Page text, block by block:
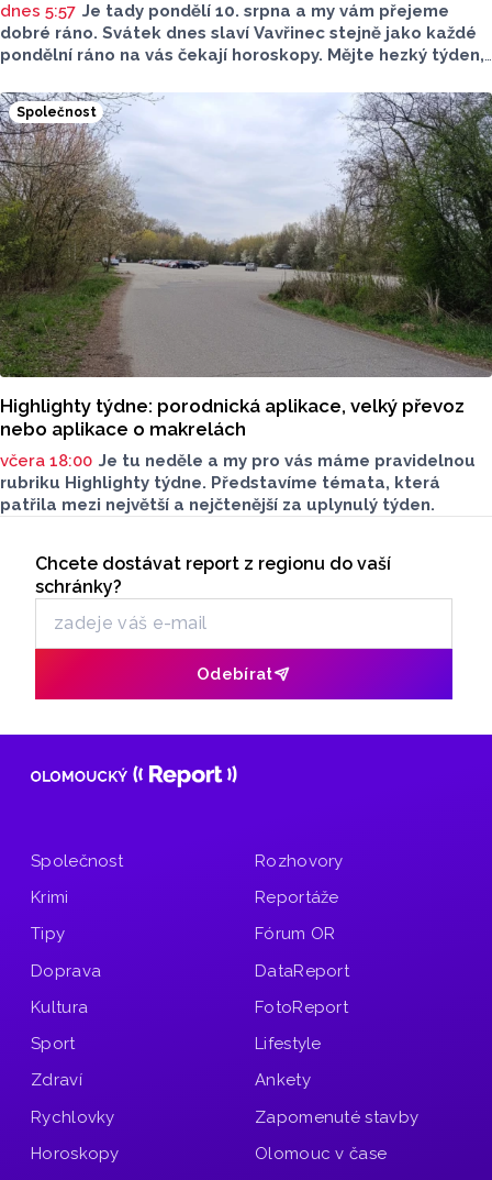
dnes 5:57 Je tady pondělí 10. srpna a my vám přejeme
dobré ráno. Svátek dnes slaví Vavřinec stejně jako každé
pondělní ráno na vás čekají horoskopy. Mějte hezký týden,
Společnost
Highlighty týdne: porodnická aplikace, velký převoz
nebo aplikace o makrelách
včera 18:00 Je tu neděle a my pro vás máme pravidelnou
rubriku Highlighty týdne. Představíme témata, která
patřila mezi největší a nejčtenější za uplynulý týden.
Odběr newsletteru
Chcete dostávat report z regionu do vaší
schránky?
Odebírat
Společnost
Krimi
Tipy
Doprava
Kultura
Sport
Zdraví
Rychlovky
Horoskopy
Rozhovory
Reportáže
Fórum OR
DataReport
FotoReport
Lifestyle
Ankety
Zapomenuté stavby
Olomouc v čase